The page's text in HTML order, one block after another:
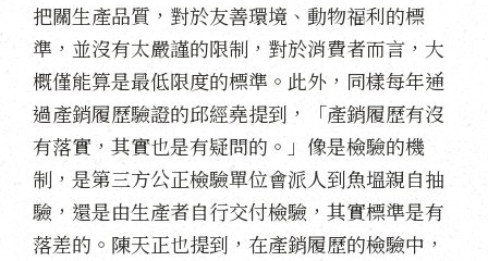
把關生產品質，對於友善環境、動物福利的標
準，並沒有太嚴謹的限制，對於消費者而言，大
概僅能算是最低限度的標準。此外，同樣每年通
過產銷履歷驗證的邱經堯提到，「產銷履歷有沒
有落實，其實也是有疑問的。」像是檢驗的機
制，是第三方公正檢驗單位會派人到魚塭親自抽
驗，還是由生產者自行交付檢驗，其實標準是有
落差的。陳天正也提到，在產銷履歷的檢驗中，